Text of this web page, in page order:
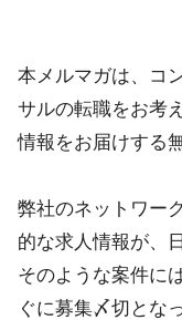
本メルマガは、コ
サルの転職をお考
情報をお届けする
弊社のネットワー
的な求人情報が、
そのような案件に
ぐに募集〆切とな